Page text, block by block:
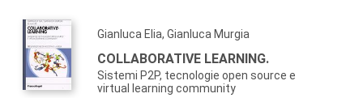
Gianluca Elia, Gianluca Murgia
COLLABORATIVE LEARNING.
Sistemi P2P, tecnologie open source e
virtual learning community